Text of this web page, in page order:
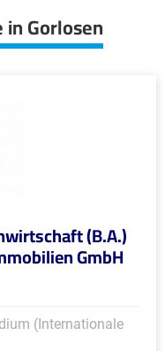
Gorlosen
(B.A.)
GmbH
(Internationale